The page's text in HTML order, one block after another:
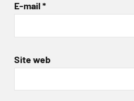
E-mail *
Site web